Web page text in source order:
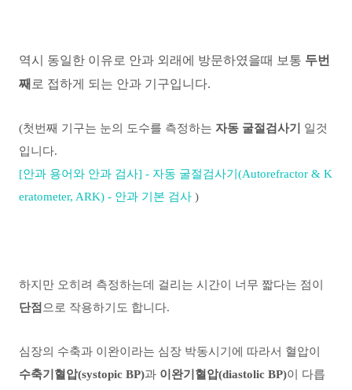
역시 동일한 이유로 안과 외래에 방문하였을때 보통 두번
째 로 접하게 되는 안과 기구입니다.
(첫번째 기구는 눈의 도수를 측정하는 자동 굴절검사기
일것
입니다.
[안과 용어와 안과 검사] - 자동 굴절검사기(Autorefractor & K
eratometer, ARK) - 안과 기본 검사 )
하지만 오히려 측정하는데 걸리는 시간이 너무 짧다는 점이
단점 으로 작용하기도 합니다.
심장의 수축과 이완이라는 심장 박동시기에 따라서 혈압이
수축기혈압(systopic BP)과 이완기혈압(diastolic BP)이 다릅